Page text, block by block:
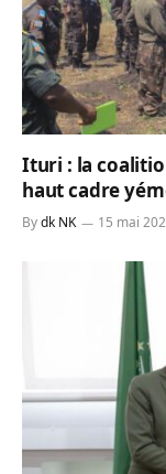
Ituri : la
haut cadre
Bydk NK 15 mai